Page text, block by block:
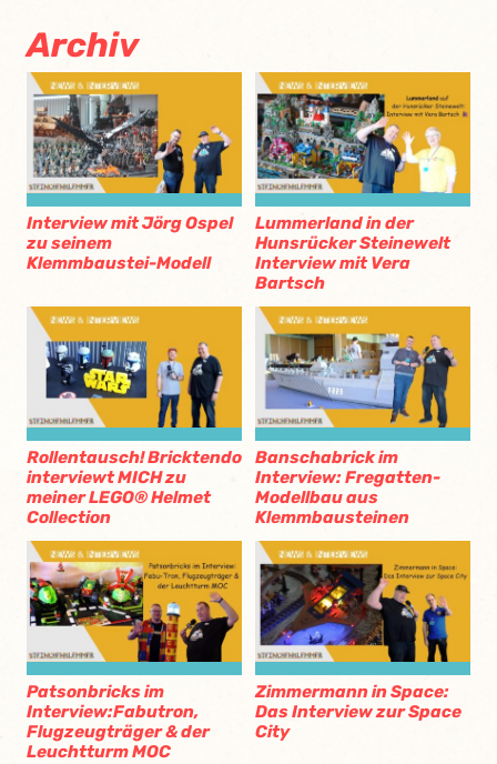
Archiv
Interview mit Jörg Ospel
zu seinem
Klemmbaustei-Modell
Lummerland in der
Hunsrücker Steinewelt
Interview mit Vera
Bartsch
Rollentausch! Bricktendo
interviewt MICH zu
meiner LEGO® Helmet
Collection
Banschabrick im
Interview: Fregatten-
Modellbau aus
Klemmbausteinen
Patsonbricks im
Interview:Fabutron,
Flugzeugträger & der
Leuchtturm MOC
Zimmermann in Space:
Das Interview zur Space
City